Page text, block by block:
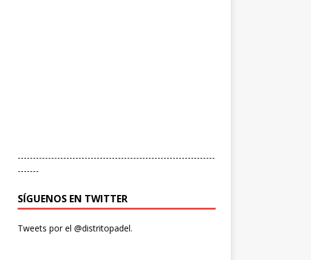
-----------------------------------------------------------------
-------
SÍGUENOS EN TWITTER
Tweets por el @distritopadel.